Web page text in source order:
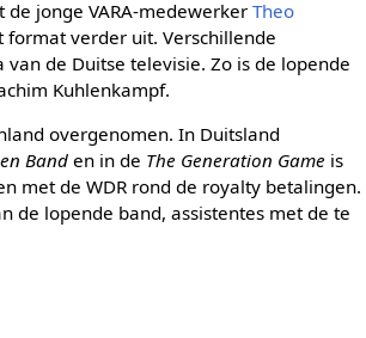
de jonge VARA-medewerkerTheo
verder uit. Verschillende
de Duitse televisie. Zo is de lopende
Kuhlenkampf.
overgenomen. In Duitsland
Band en in de The Generation Game is
met de WDR rond de royalty betalingen.
de lopende band, assistentes met de te